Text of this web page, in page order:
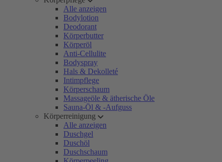
Alle anzeigen
Bodylotion
Deodorant
Körperbutter
Körperöl
Anti-Cellulite
Bodyspray
Hals & Dekolleté
Intimpflege
Körperschaum
Massageöle & ätherische Öle
Sauna-Öl & -Aufguss
Körperreinigung
Alle anzeigen
Duschgel
Duschöl
Duschschaum